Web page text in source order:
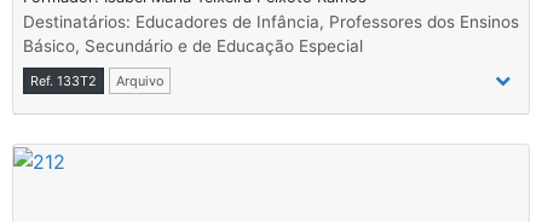
Destinatários: Educadores de Infância, Professores dos Ensinos
Básico, Secundário e de Educação Especial
Ref. 133T2 Arquivo